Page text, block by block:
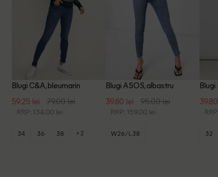
Blugi C&A, bleumarin
59.25 lei 79.00 lei
RRP: 134.00 lei
34 36 38 +2
Blugi ASOS, albastru
39.80 lei 95.00 lei
RRP: 159.00 lei
W26/L38
Blugi
32